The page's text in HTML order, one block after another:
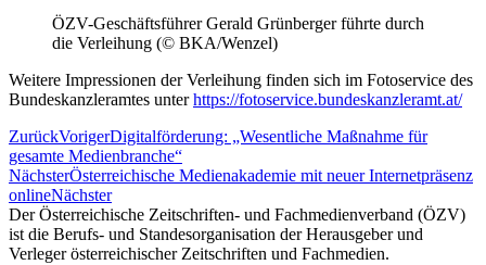
ÖZV-Geschäftsführer Gerald Grünberger führte durch
die Verleihung (© BKA/Wenzel)
Weitere Impressionen der Verleihung finden sich im Fotoservice des
Bundeskanzleramtes unterhttps://fotoservice.bundeskanzleramt.at/
ZurückVorigerDigitalförderung: „Wesentliche Maßnahme für
gesamte Medienbranche“
NächsterÖsterreichische Medienakademie mit neuer Internetpräsenz
onlineNächster
Der Österreichische Zeitschriften- und Fachmedienverband (ÖZV)
ist die Berufs- und Standesorganisation der Herausgeber und
Verleger österreichischer Zeitschriften und Fachmedien.